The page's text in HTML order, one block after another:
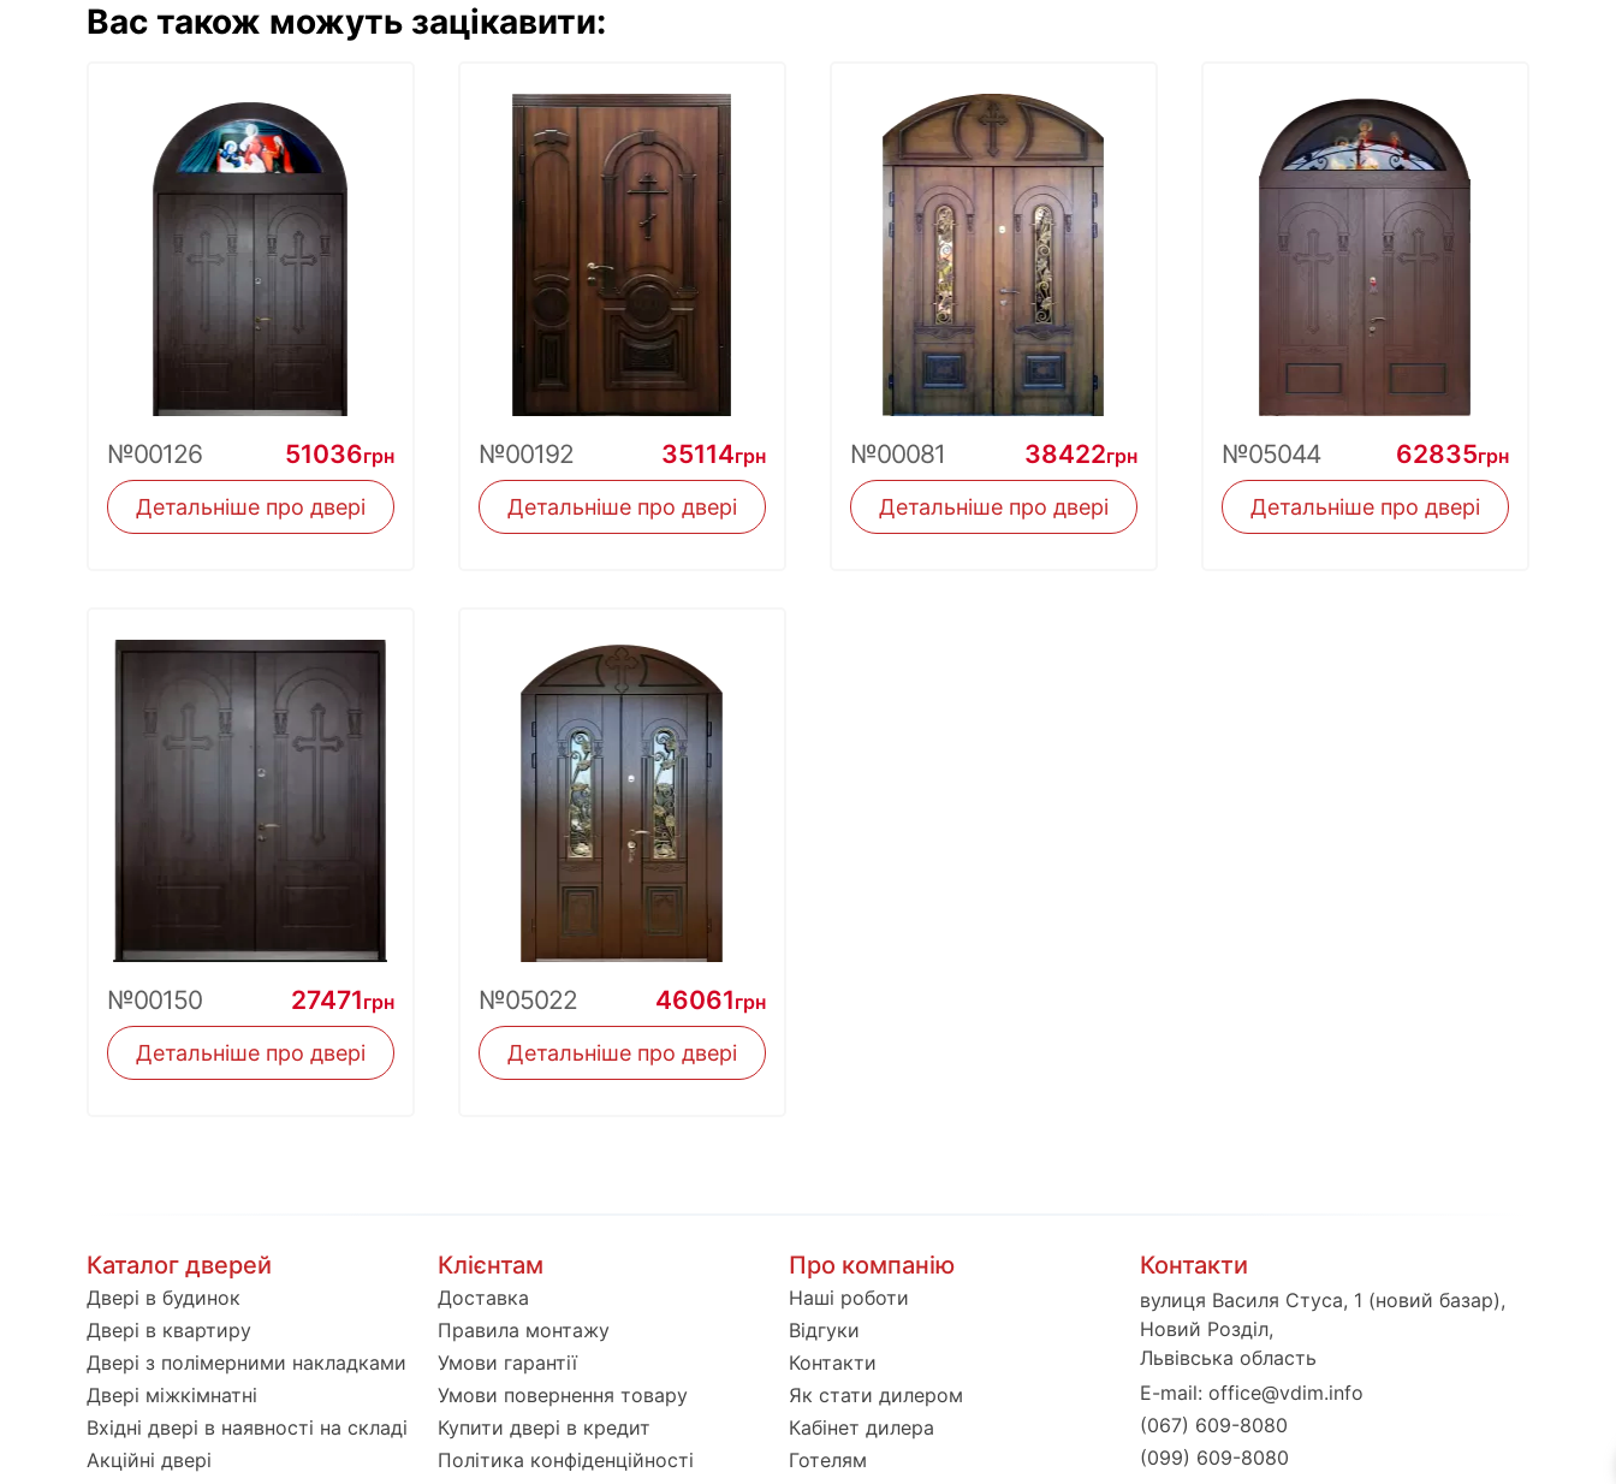
Вас також можуть зацікавити:
№00126 51036грн
Детальніше про двері
№00192 35114грн
Детальніше про двері
№00081 38422грн
Детальніше про двері
№05044 62835грн
Детальніше про двері
№00150 27471грн
Детальніше про двері
№05022 46061грн
Детальніше про двері
Каталог дверей
Двері в будинок
Двері в квартиру
Двері з полімерними накладками
Двері міжкімнатні
Вхідні двері в наявності на складі
Акційні двері
Клієнтам
Доставка
Правила монтажу
Умови гарантії
Умови повернення товару
Купити двері в кредит
Політика конфіденційності
Про компанію
Наші роботи
Відгуки
Контакти
Як стати дилером
Кабінет дилера
Готелям
Контакти
вулиця Василя Стуса, 1 (новий базар),
Новий Розділ,
Львівська область
E-mail: office@vdim.info
(067) 609-8080
(099) 609-8080